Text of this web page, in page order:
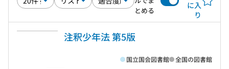
とめる
に入
り
注釈少年法 第5版
国立国会図書館 全国の図書館